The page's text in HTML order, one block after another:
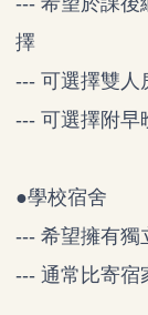
擇
--- 可選擇雙人
--- 可選擇附早
●學校宿舍
--- 希望擁有獨
--- 通常比寄宿